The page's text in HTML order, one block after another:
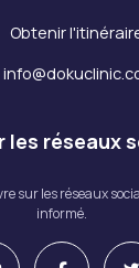
Obtenir
les réseaux
sur les réseaux
informé.